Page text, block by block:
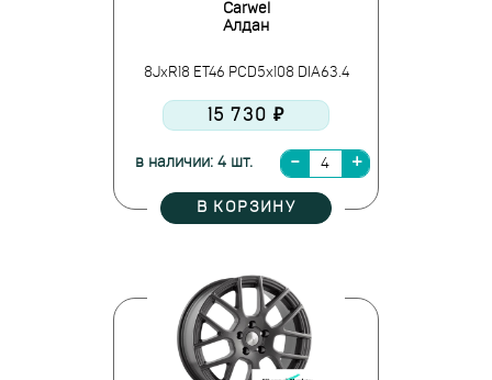
Carwel
Алдан
8JxR18 ET46 PCD5x108 DIA63.4
15 730 ₽
в наличии: 4 шт.
В КОРЗИНУ